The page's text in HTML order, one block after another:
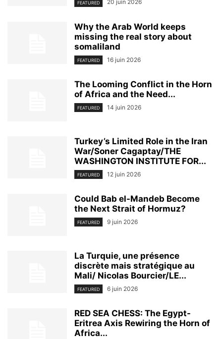
FEATURED 20 juin 2026
Why the Arab World keeps
missing the real story about
somaliland
FEATURED 16 juin 2026
The Looming Conflict in the Horn
of Africa and the Need...
FEATURED 14 juin 2026
Turkey’s Limited Role in the Iran
War/Soner Cagaptay/THE
WASHINGTON INSTITUTE FOR...
FEATURED 12 juin 2026
Could Bab el-Mandeb Become
the Next Strait of Hormuz?
FEATURED 9 juin 2026
La Turquie, une présence
discrète mais stratégique au
Mali/ Nicolas Bourcier/LE...
FEATURED 6 juin 2026
RED SEA CHESS: The Egypt-
Eritrea Axis Rewiring the Horn of
Africa...